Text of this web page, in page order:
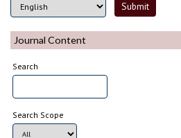
Journal Content
Search
Search Scope